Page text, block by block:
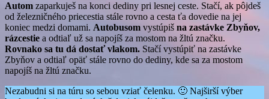
Autom zaparkuješ na konci dediny pri lesnej ceste. Stačí, ak pôjdeš
od železničného priecestia stále rovno a cesta ťa dovedie na jej
koniec medzi domami. Autobusom vystúpiš na zastávke Zbyňov,
rázcestie a odtiaľ už sa napojíš za mostom na žltú značku.
Rovnako sa tu dá dostať vlakom. Stačí vystúpiť na zastávke
Zbyňov a odtiaľ opäť stále rovno do dediny, kde sa za mostom
napojíš na žltú značku.
Nezabudni si na túru so sebou vziať čelenku. 🙂 Najširší výber